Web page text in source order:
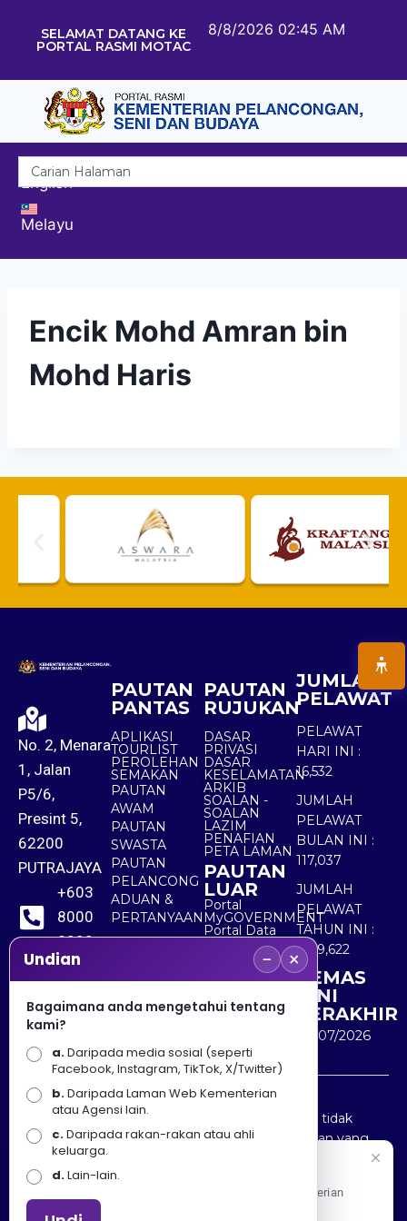
SELAMAT DATANG KE
PORTAL RASMI MOTAC
8/8/2026 02:45 AM
English
Melayu
Encik Mohd Amran bin
Mohd Haris
No. 2, Menara
1, Jalan
P5/6,
Presint 5,
62200
PUTRAJAYA
+603
8000
8000
+603
8891
7100
PAUTAN
PANTAS
APLIKASI
TOURLIST
PEROLEHAN
SEMAKAN
PAUTAN
AWAM
PAUTAN
SWASTA
PAUTAN
PELANCONG
ADUAN &
PERTANYAAN
PAUTAN
RUJUKAN
DASAR
PRIVASI
DASAR
KESELAMATAN
ARKIB
SOALAN -
SOALAN
LAZIM
PENAFIAN
PETA LAMAN
PAUTAN
LUAR
Portal
MyGOVERNMENT
Portal Data
Terbuka
Sektor Awam
JUMLAH
PELAWAT
PELAWAT
HARI INI :
16,532
JUMLAH
PELAWAT
BULAN INI :
117,037
JUMLAH
PELAWAT
TAHUN INI :
5,519,622
KEMAS
KINI
TERAKHIR
30/07/2026
Penafian : Kerajaan Malaysia dan Kementerian
Pelancongan Seni dan Budaya (MOTAC) adalah tidak
bertanggungjawab atas kehilangan atau kerugian yang
disebabkan oleh penggunaan mana-mana maklumat
yang diperolehi dari portal ini.
Undian − ×
Bagaimana anda mengetahui tentang
kami?
a.Daripada media sosial (seperti
Facebook, Instagram, TikTok, X/Twitter)
b.Daripada Laman Web Kementerian
atau Agensi lain.
c.Daripada rakan-rakan atau ahli
keluarga.
d.Lain-lain.
Apa Khabar! Selamat datang ke Portal Rasmi Kementerian
Pelancongan, Seni dan Budaya